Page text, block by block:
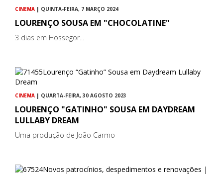
CINEMA | QUINTA-FEIRA, 7 MARÇO 2024
LOURENÇO SOUSA EM "CHOCOLATINE"
3 dias em Hossegor...
CINEMA | QUARTA-FEIRA, 30 AGOSTO 2023
LOURENÇO "GATINHO" SOUSA EM DAYDREAM
LULLABY DREAM
Uma produção de João Carmo